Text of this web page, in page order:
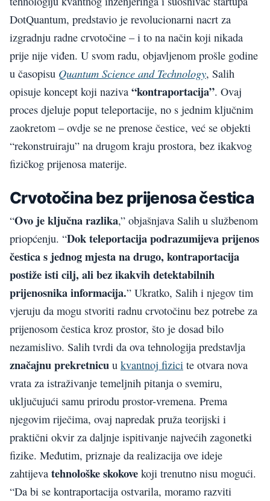
DotQuantum, predstavio je revolucionarni nacrt za
izgradnju radne crvotočine – i to na način koji nikada
prije nije viđen. U svom radu, objavljenom prošle godine
u časopisu Quantum Science and Technology, Salih
opisuje koncept koji naziva “kontraportacija”. Ovaj
proces djeluje poput teleportacije, no s jednim ključnim
zaokretom – ovdje se ne prenose čestice, već se objekti
“rekonstruiraju” na drugom kraju prostora, bez ikakvog
fizičkog prijenosa materije.
Crvotočina bez prijenosa čestica
“Ovo je ključna razlika,” objašnjava Salih u službenom
priopćenju. “Dok teleportacija podrazumijeva prijenos
čestica s jednog mjesta na drugo, kontraportacija
postiže isti cilj, ali bez ikakvih detektabilnih
prijenosnika informacija.” Ukratko, Salih i njegov tim
vjeruju da mogu stvoriti radnu crvotočinu bez potrebe za
prijenosom čestica kroz prostor, što je dosad bilo
nezamislivo. Salih tvrdi da ova tehnologija predstavlja
značajnu prekretnicu u kvantnoj fizici te otvara nova
vrata za istraživanje temeljnih pitanja o svemiru,
uključujući samu prirodu prostor-vremena. Prema
njegovim riječima, ovaj napredak pruža teorijski i
praktični okvir za daljnje ispitivanje najvećih zagonetki
fizike. Međutim, priznaje da realizacija ove ideje
zahtijeva tehnološke skokove koji trenutno nisu mogući.
“Da bi se kontraportacija ostvarila, moramo razviti